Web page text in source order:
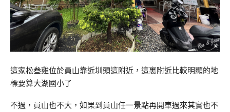
這家松叁雞位於員山靠近圳頭這附近，這裏附近比較明顯的地
標要算大湖國小了
不過，員山也不大，如果到員山任一景點再開車過來其實也不